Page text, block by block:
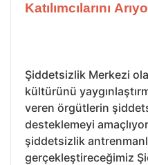
Katılımcılarını
Şiddetsizlik Merkezi
kültürünü
veren örgütlerin
desteklemeyi
şiddetsizlik
gerçekleştireceğimiz